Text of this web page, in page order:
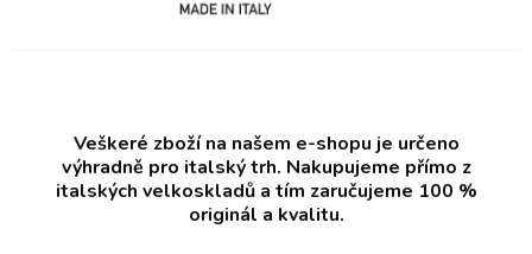
Veškeré zboží na našem e-shopu je určeno
výhradně pro italský trh. Nakupujeme přímo z
italských velkoskladů a tím zaručujeme 100 %
originál a kvalitu.